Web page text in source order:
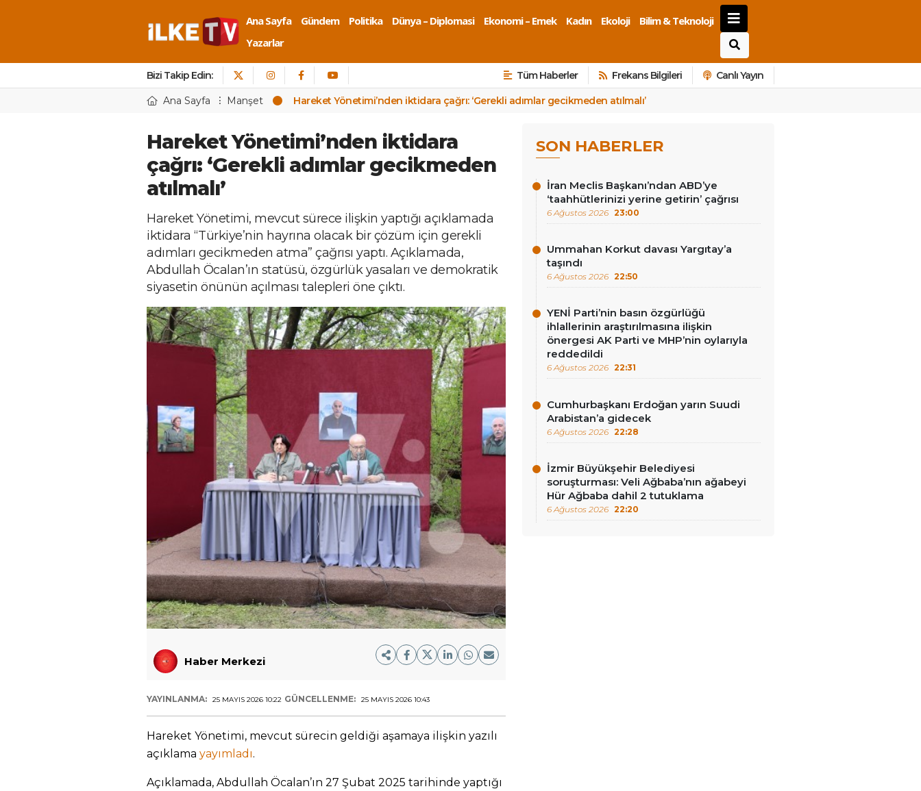
Ana Sayfa Gündem Politika Dünya – Diplomasi Ekonomi – Emek Kadın Ekoloji
Bilim & Teknoloji
Yazarlar
Bizi Takip Edin: Tüm Haberler Frekans Bilgileri Canlı Yayın
Ana Sayfa Manşet Hareket Yönetimi’nden iktidara çağrı: ‘Gerekli adımlar gecikmeden atılmalı’
Hareket Yönetimi’nden iktidara
çağrı: ‘Gerekli adımlar gecikmeden
atılmalı’
Hareket Yönetimi, mevcut sürece ilişkin yaptığı açıklamada
iktidara “Türkiye’nin hayrına olacak bir çözüm için gerekli
adımları gecikmeden atma” çağrısı yaptı. Açıklamada,
Abdullah Öcalan’ın statüsü, özgürlük yasaları ve demokratik
siyasetin önünün açılması talepleri öne çıktı.
Haber Merkezi
YAYINLANMA: 25 MAYIS 2026 10:22 GÜNCELLENME: 25 MAYIS 2026 10:43
Hareket Yönetimi, mevcut sürecin geldiği aşamaya ilişkin yazılı
açıklama yayımladı.
Açıklamada, Abdullah Öcalan’ın 27 Şubat 2025 tarihinde yaptığı
SON HABERLER
İran Meclis Başkanı’ndan ABD’ye
‘taahhütlerinizi yerine getirin’ çağrısı
6 Ağustos 2026 23:00
Ummahan Korkut davası Yargıtay’a
taşındı
6 Ağustos 2026 22:50
YENİ Parti’nin basın özgürlüğü
ihlallerinin araştırılmasına ilişkin
önergesi AK Parti ve MHP’nin oylarıyla
reddedildi
6 Ağustos 2026 22:31
Cumhurbaşkanı Erdoğan yarın Suudi
Arabistan’a gidecek
6 Ağustos 2026 22:28
İzmir Büyükşehir Belediyesi
soruşturması: Veli Ağbaba’nın ağabeyi
Hür Ağbaba dahil 2 tutuklama
6 Ağustos 2026 22:20